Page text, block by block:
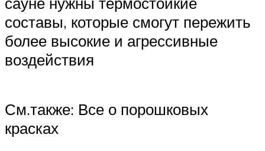
составы, которые смогут пережить
более высокие и агрессивные
воздействия
См.также: Все о порошковых
красках